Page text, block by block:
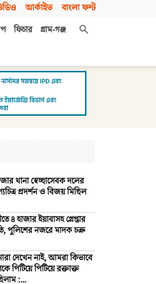
আর্কাইভ বাংলা ফন্ট
ফিচার
গ্রাম-গঞ্জ
থানা স্বেচ্ছাসেবক দলের
প্রদর্শন ও বিজয় মিছিল
৪ হাজার ইয়াবাসহ গ্রেপ্তার
পুলিশের নজরে মাদক চক্র
দেখেন নাই, আমরা কিভাবে
পিটিয়ে পিটিয়ে রক্তাক্ত
:...